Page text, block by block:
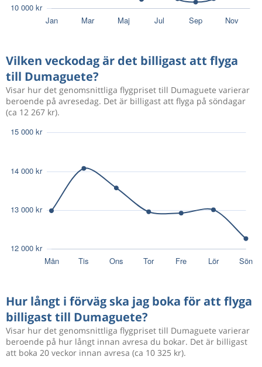
Vilken veckodag är det billigast att flyga
till Dumaguete?
Visar hur det genomsnittliga flygpriset till Dumaguete varierar
beroende på avresedag. Det är billigast att flyga på söndagar
(ca 12 267 kr).
Hur långt i förväg ska jag boka för att flyga
billigast till Dumaguete?
Visar hur det genomsnittliga flygpriset till Dumaguete varierar
beroende på hur långt innan avresa du bokar. Det är billigast
att boka 20 veckor innan avresa (ca 10 325 kr).